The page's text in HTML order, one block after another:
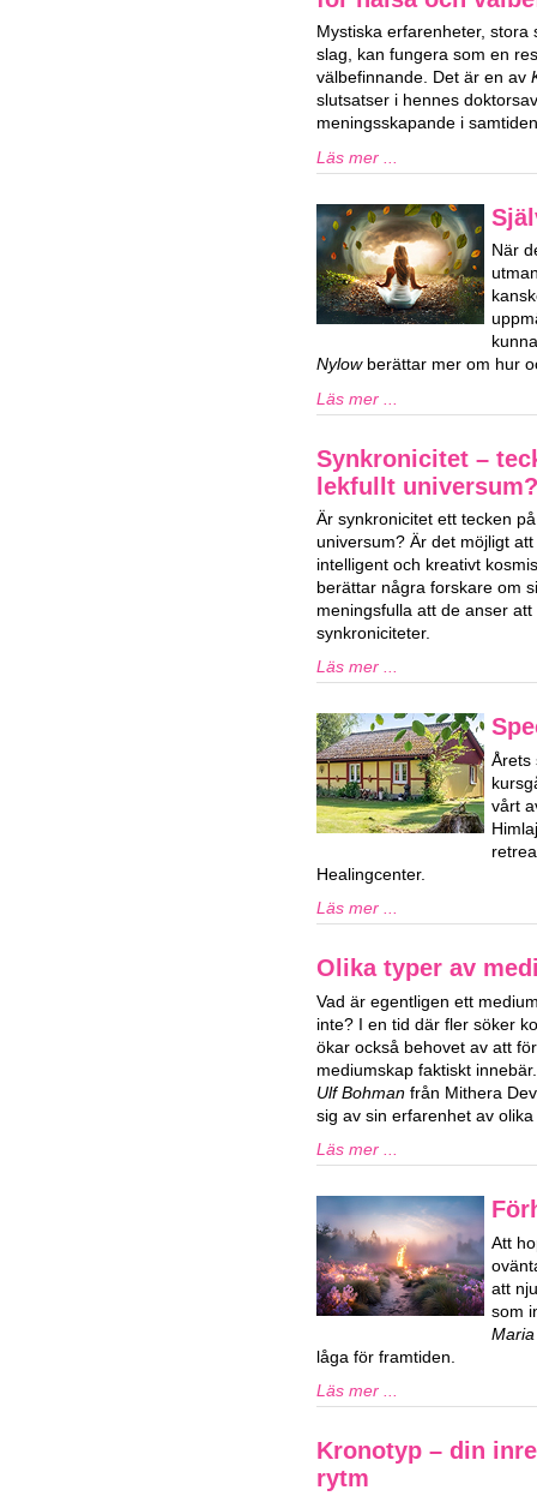
Mystiska erfarenheter, stora
slag, kan fungera som en
välbefinnande. Det är en av
slutsatser i hennes
meningsskapande i
Läs mer ...
När
Nylowberättar mer om hur
Läs mer ...
Synkronicitet –
lekfullt universum?
Är synkronicitet ett tecken
universum? Är det möjligt
intelligent och kreativt
berättar några forskare om
meningsfulla att de anser
synkroniciteter.
Läs mer ...
Årets
vårt
Healingcenter.
Läs mer ...
Olika typer av
Vad är egentligen ett
inte? I en tid där fler söker
ökar också behovet av att
mediumskap faktiskt
Ulf Bohman från Mithera
sig av sin erfarenhet av
Läs mer ...
Att
att
som
låga för framtiden.
Läs mer ...
Kronotyp – din
rytm